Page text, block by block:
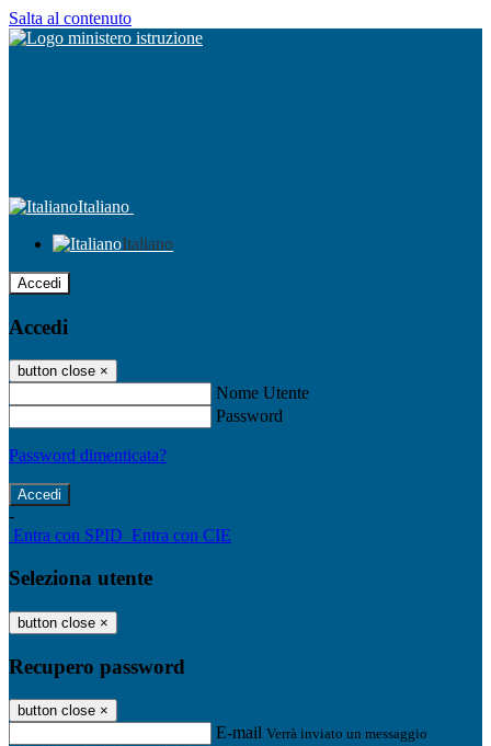
Salta al contenuto
Italiano
Italiano
Accedi
Accedi
button close ×
Nome Utente
Password
Password dimenticata?
-
Entra con SPID Entra con CIE
Seleziona utente
button close ×
Recupero password
button close ×
E-mail Verrà inviato un messaggio